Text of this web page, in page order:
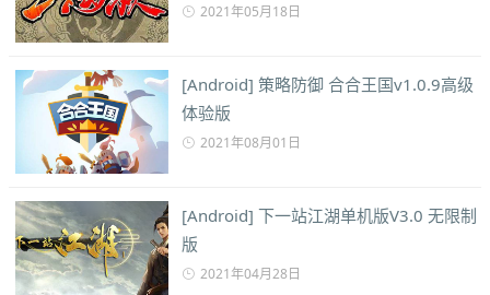
2021年05月18日
[Android] 策略防御 合合王国v1.0.9高级
体验版
2021年08月01日
[Android] 下一站江湖单机版V3.0 无限制
版
2021年04月28日